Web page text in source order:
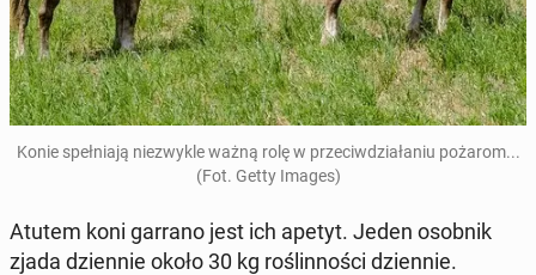
Konie speł­nia­ją nie­zwy­kle ważną rolę w prze­ciw­dzia­ła­niu pożarom...
(Fot. Getty Images)
Atutem koni garrano jest ich apetyt. Jeden osobnik
zjada dzien­nie około 30 kg ro­ślin­no­ści dzien­nie.